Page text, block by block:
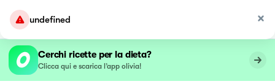
undefined
Cerchi ricette per la dieta?
Clicca qui e scarica l’app olivia!